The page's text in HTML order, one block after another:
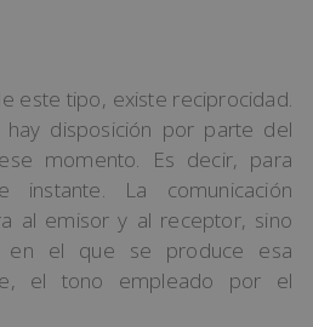
este tipo, existe reciprocidad.
hay disposición por parte del
momento. Es decir, para
instante. La comunicación
al emisor y al receptor, sino
en el que se produce esa
el tono empleado por el